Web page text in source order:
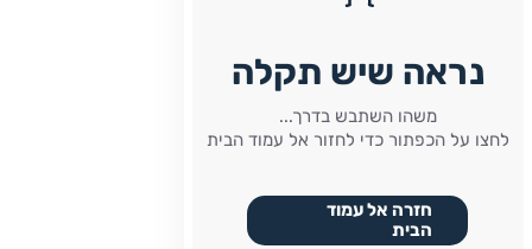
נראה שיש תקלה
משהו השתבש בדרך...
לחצו על הכפתור כדי לחזור אל עמוד הבית
חזרה אל עמוד
הבית